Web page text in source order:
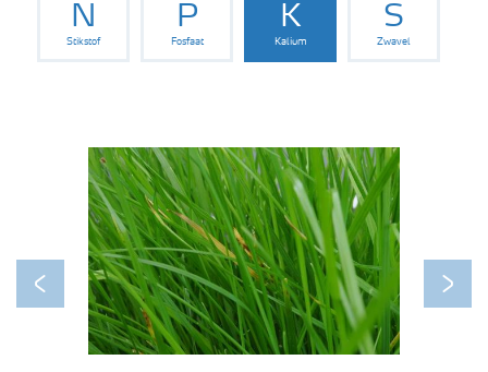
Toolbox
Meststoffen veiligheid
Podcasts
Webinars
N
Stikstof
P
Fosfaat
K
Kalium
S
Zwavel
Previous Next